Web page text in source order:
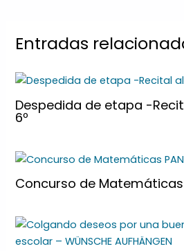
Entradas
Despedida de etapa -
6º
Concurso de Matemáticas